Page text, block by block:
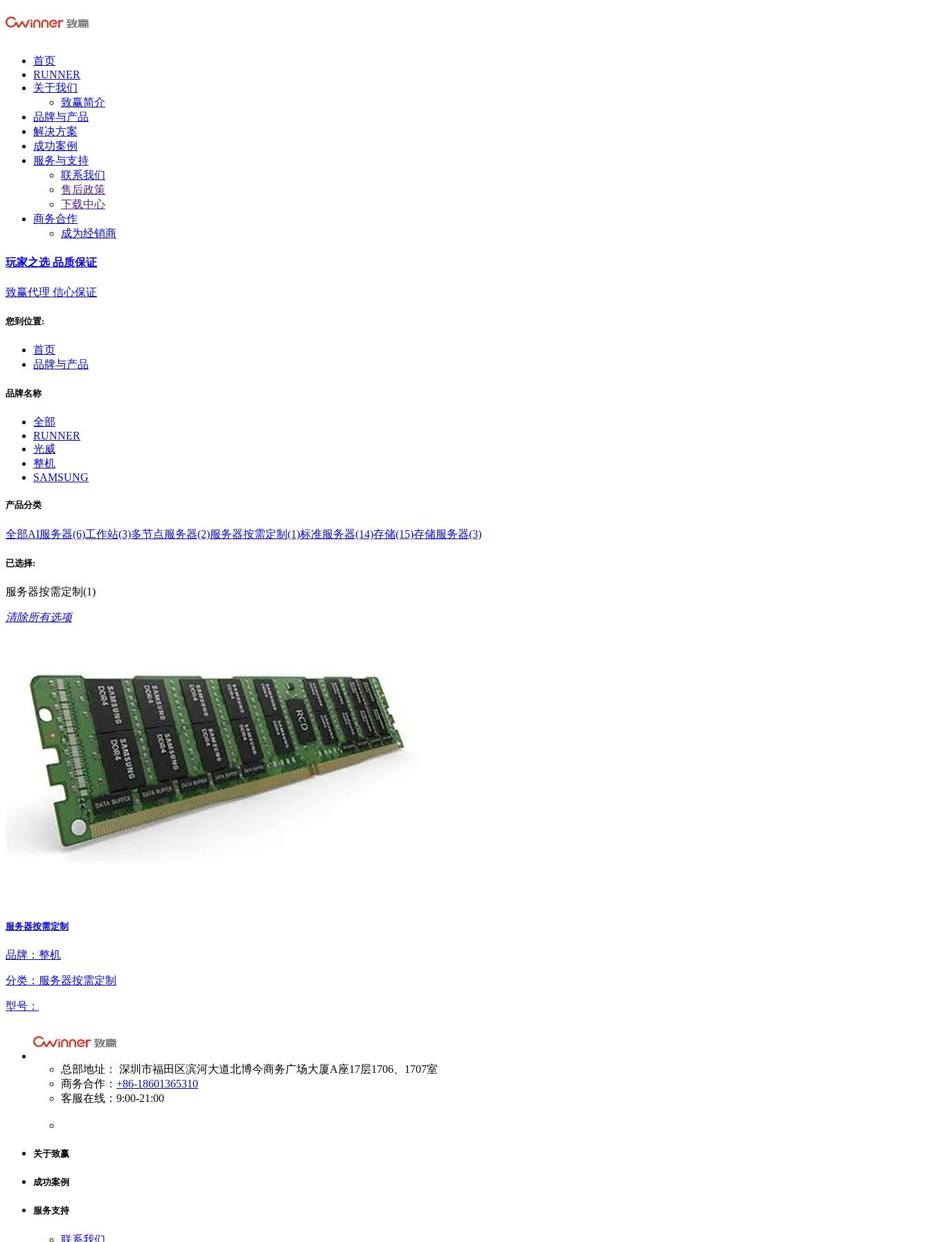
首页
RUNNER
关于我们
致赢简介
品牌与产品
解决方案
成功案例
服务与支持
联系我们
售后政策
下载中心
商务合作
成为经销商
玩家之选 品质保证
致赢代理 信心保证
您到位置:
首页
品牌与产品
品牌名称
全部
RUNNER
光威
整机
SAMSUNG
产品分类
全部AI服务器(6)工作站(3)多节点服务器(2)服务器按需定制(1)标准服务器(14)存储(15)存储服务器(3)
已选择:
服务器按需定制(1)
清除所有选项
服务器按需定制
品牌：整机
分类：服务器按需定制
型号：
总部地址： 深圳市福田区滨河大道北博今商务广场大厦A座17层1706、1707室
商务合作： +86-18601365310
客服在线：9:00-21:00
关于致赢
成功案例
服务支持
联系我们